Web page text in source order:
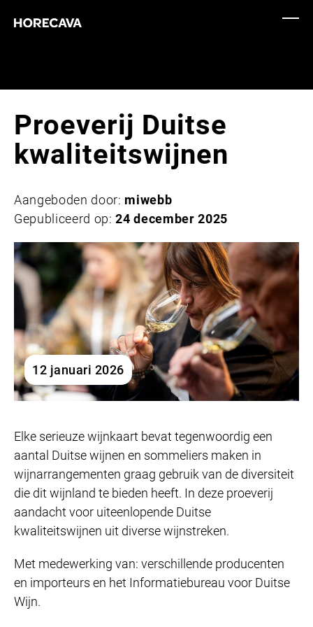
Proeverij Duitse
kwaliteitswijnen
Aangeboden door: miwebb
Gepubliceerd op:24 december 2025
12 januari 2026
Elke serieuze wijnkaart bevat tegenwoordig een
aantal Duitse wijnen en sommeliers maken in
wijnarrangementen graag gebruik van de diversiteit
die dit wijnland te bieden heeft. In deze proeverij
aandacht voor uiteenlopende Duitse
kwaliteitswijnen uit diverse wijnstreken.
Met medewerking van: verschillende producenten
en importeurs en het Informatiebureau voor Duitse
Wijn.